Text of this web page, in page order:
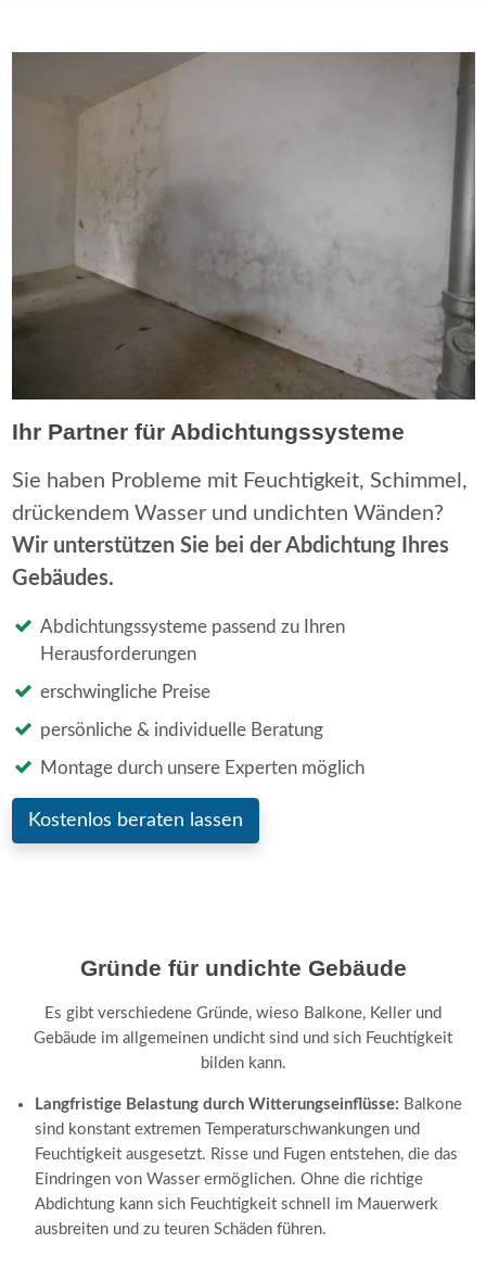
Ihr Partner für Abdichtungssysteme
Sie haben Probleme mit Feuchtigkeit, Schimmel,
drückendem Wasser und undichten Wänden?
Wir unterstützen Sie bei der Abdichtung Ihres
Gebäudes.
Abdichtungssysteme passend zu Ihren
Herausforderungen
erschwingliche Preise
persönliche & individuelle Beratung
Montage durch unsere Experten möglich
Kostenlos beraten lassen
Gründe für undichte Gebäude
Es gibt verschiedene Gründe, wieso Balkone, Keller und
Gebäude im allgemeinen undicht sind und sich Feuchtigkeit
bilden kann.
Langfristige Belastung durch Witterungseinflüsse: Balkone
sind konstant extremen Temperaturschwankungen und
Feuchtigkeit ausgesetzt. Risse und Fugen entstehen, die das
Eindringen von Wasser ermöglichen. Ohne die richtige
Abdichtung kann sich Feuchtigkeit schnell im Mauerwerk
ausbreiten und zu teuren Schäden führen.